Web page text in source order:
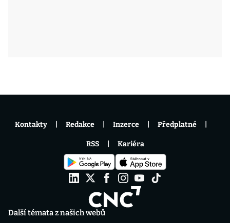
Další témata z našich webů
Kontakty Redakce Inzerce Předplatné
RSS Kariéra